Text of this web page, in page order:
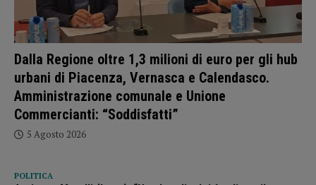
Dalla Regione oltre 1,3 milioni di euro per gli hub
urbani di Piacenza, Vernasca e Calendasco.
Amministrazione comunale e Unione
Commercianti: “Soddisfatti”
5 Agosto 2026
POLITICA